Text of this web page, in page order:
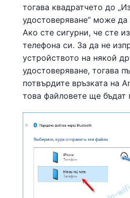
тогава квадратчето до
удостоверяване“ може
Ако сте сигурни, че сте
телефона си. За да не
устройството на някой
удостоверяване, тогава
потвърдите връзката на
това файловете ще бъдат